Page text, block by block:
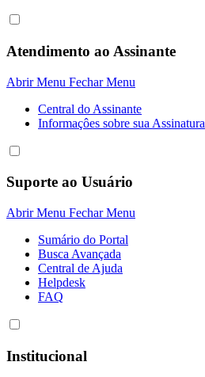
Atendimento ao Assinante
Abrir Menu Fechar Menu
Central do Assinante
Informaçôes sobre sua Assinatura
Suporte ao Usuário
Abrir Menu Fechar Menu
Sumário do Portal
Busca Avançada
Central de Ajuda
Helpdesk
FAQ
Institucional